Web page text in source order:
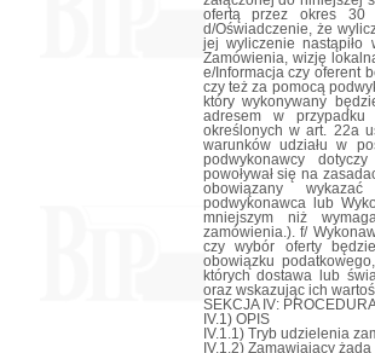
ofertą przez okres 30
d/Oświadczenie, że
jej wyliczenie nastąpiło
Zamówienia, wizję
e/Informacja czy oferent
czy też za pomocą
który wykonywany
adresem w przypadku
określonych w art. 22a
warunków udziału w
podwykonawcy
powoływał się na
obowiązany
podwykonawca lub
mniejszym niż
zamówienia.). f/
czy wybór oferty
obowiązku
których dostawa lub
oraz wskazując ich
SEKCJA IV:
IV.1) OPIS
IV.1.1) Tryb udzielenia
IV.1.2) Zamawiający